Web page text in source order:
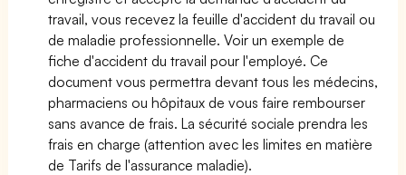
travail, vous recevez la feuille d'accident du travail ou
de maladie professionnelle. Voir un exemple de
fiche d'accident du travail pour l'employé. Ce
document vous permettra devant tous les médecins,
pharmaciens ou hôpitaux de vous faire rembourser
sans avance de frais. La sécurité sociale prendra les
frais en charge (attention avec les limites en matière
de Tarifs de l'assurance maladie).